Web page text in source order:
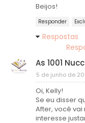
Beijos!
Responder
Respostas
As 1001
5 de junho de
Oi, Kelly!
Se eu disser
After, você
interesse